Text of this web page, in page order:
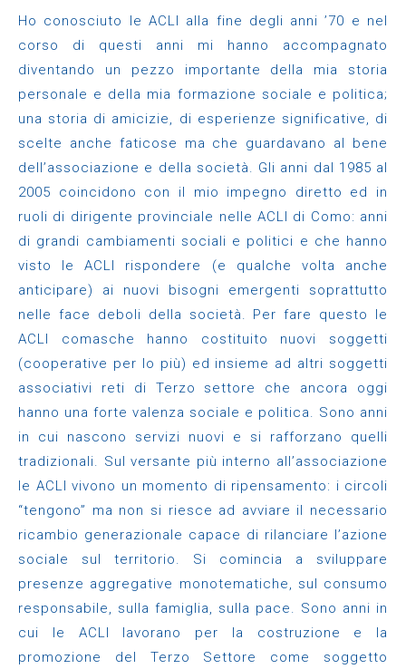
Ho conosciuto le ACLI alla fine degli anni ’70 e nel
corso di questi anni mi hanno accompagnato
diventando un pezzo importante della mia storia
personale e della mia formazione sociale e politica;
una storia di amicizie, di esperienze significative, di
scelte anche faticose ma che guardavano al bene
dell’associazione e della società. Gli anni dal 1985 al
2005 coincidono con il mio impegno diretto ed in
ruoli di dirigente provinciale nelle ACLI di Como: anni
di grandi cambiamenti sociali e politici e che hanno
visto le ACLI rispondere (e qualche volta anche
anticipare) ai nuovi bisogni emergenti soprattutto
nelle face deboli della società. Per fare questo le
ACLI comasche hanno costituito nuovi soggetti
(cooperative per lo più) ed insieme ad altri soggetti
associativi reti di Terzo settore che ancora oggi
hanno una forte valenza sociale e politica. Sono anni
in cui nascono servizi nuovi e si rafforzano quelli
tradizionali. Sul versante più interno all’associazione
le ACLI vivono un momento di ripensamento: i circoli
“tengono” ma non si riesce ad avviare il necessario
ricambio generazionale capace di rilanciare l’azione
sociale sul territorio. Si comincia a sviluppare
presenze aggregative monotematiche, sul consumo
responsabile, sulla famiglia, sulla pace. Sono anni in
cui le ACLI lavorano per la costruzione e la
promozione del Terzo Settore come soggetto